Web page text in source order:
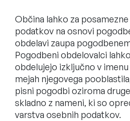
Občina lahko za
podatkov na osnovi
obdelavi zaupa
Pogodbeni obdelovalci
obdelujejo izključno v imenu
mejah njegovega
pisni pogodbi oziroma
skladno z nameni, ki so
varstva osebnih podatkov.